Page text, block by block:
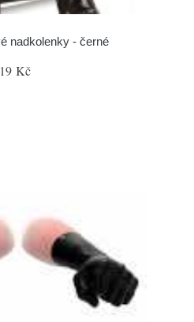
nadkolenky - černé
Kč